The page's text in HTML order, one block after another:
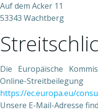
Auf dem Acker 11
53343 Wachtberg
Die Europäische
Online-
https://ec.europa.eu/
Unsere E-Mail-Adresse